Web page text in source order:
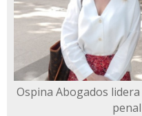
Ospina Abogados